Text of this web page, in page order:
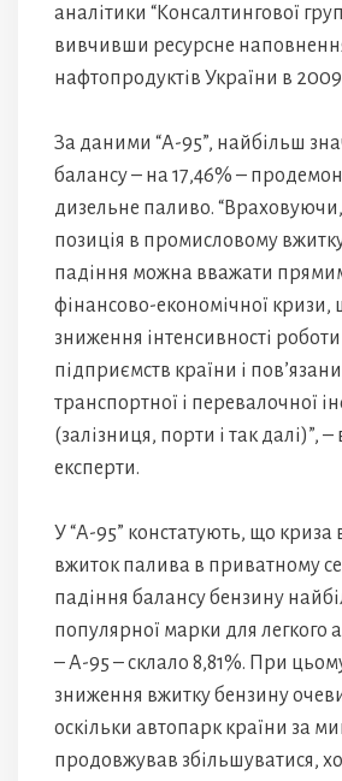
аналітики “Консалтингової
вивчивши ресурсне
нафтопродуктів України в
За даними “А-95”, найбільш
балансу – на 17,46% –
дизельне паливо.
позиція в промисловому
падіння можна вважати
фінансово-економічної кризи,
зниження інтенсивності
підприємств країни і
транспортної і перевалочної
(залізниця, порти і так далі)”,
експерти.
У “А-95” констатують, що криза
вжиток палива в приватному
падіння балансу бензину
популярної марки для легкого
– А-95 – склало 8,81%. При
зниження вжитку бензину
оскільки автопарк країни за
продовжував збільшуватися,